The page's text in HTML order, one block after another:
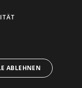
ABLEHNEN